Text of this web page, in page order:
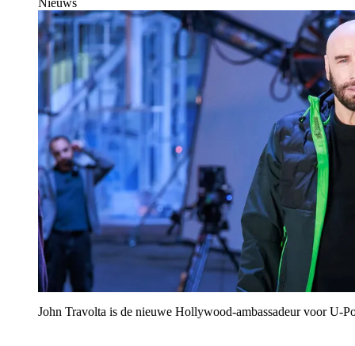
Nieuws
John Travolta is de nieuwe Hollywood-ambassadeur voor